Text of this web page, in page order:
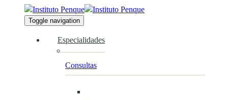
Skip
to
primary
navigation
Toggle navigation
Especialidades
Consultas